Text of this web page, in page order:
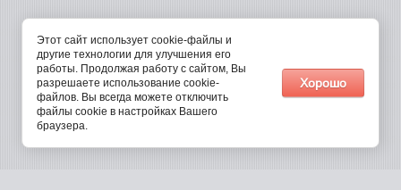
Этот сайт использует cookie-файлы и
другие технологии для улучшения его
работы. Продолжая работу с сайтом, Вы
разрешаете использование cookie-
файлов. Вы всегда можете отключить
файлы cookie в настройках Вашего
браузера.
Хорошо